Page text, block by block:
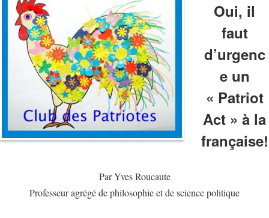
Oui, il
faut
d’urgenc
e un
« Patriot
Act » à la
française!
Par Yves Roucaute
Professeur agrégé de philosophie et de science politique